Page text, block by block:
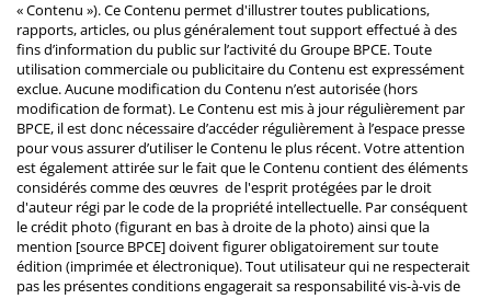
« Contenu »). Ce Contenu permet d'illustrer toutes publications,
rapports, articles, ou plus généralement tout support effectué à des
fins d’information du public sur l’activité du Groupe BPCE. Toute
utilisation commerciale ou publicitaire du Contenu est expressément
exclue. Aucune modification du Contenu n’est autorisée (hors
modification de format). Le Contenu est mis à jour régulièrement par
BPCE, il est donc nécessaire d’accéder régulièrement à l’espace presse
pour vous assurer d’utiliser le Contenu le plus récent. Votre attention
est également attirée sur le fait que le Contenu contient des éléments
considérés comme des œuvres de l'esprit protégées par le droit
d'auteur régi par le code de la propriété intellectuelle. Par conséquent
le crédit photo (figurant en bas à droite de la photo) ainsi que la
mention [source BPCE] doivent figurer obligatoirement sur toute
édition (imprimée et électronique). Tout utilisateur qui ne respecterait
pas les présentes conditions engagerait sa responsabilité vis-à-vis de